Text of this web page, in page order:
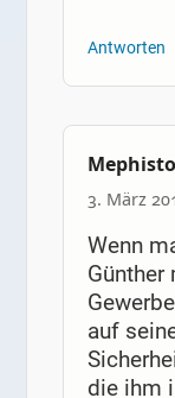
Antworten
3. März
Wenn
Günther
auf
die ihm